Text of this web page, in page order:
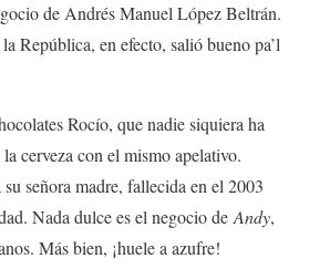
de Andrés Manuel López Beltrán.
República, en efecto, salió bueno pa’l
Rocío, que nadie siquiera ha
cerveza con el mismo apelativo.
señora madre, fallecida en el 2003
Nada dulce es el negocio de Andy,
Más bien, ¡huele a azufre!